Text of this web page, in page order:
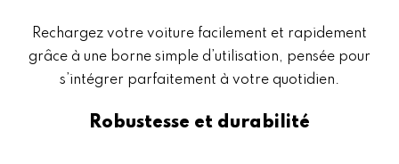
Rechargez votre voiture facilement et rapidement
grâce à une borne simple d’utilisation, pensée pour
s’intégrer parfaitement à votre quotidien.
Robustesse et durabilité